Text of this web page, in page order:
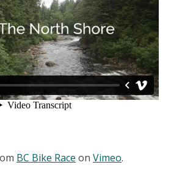
BC Bike Race on Vimeo.